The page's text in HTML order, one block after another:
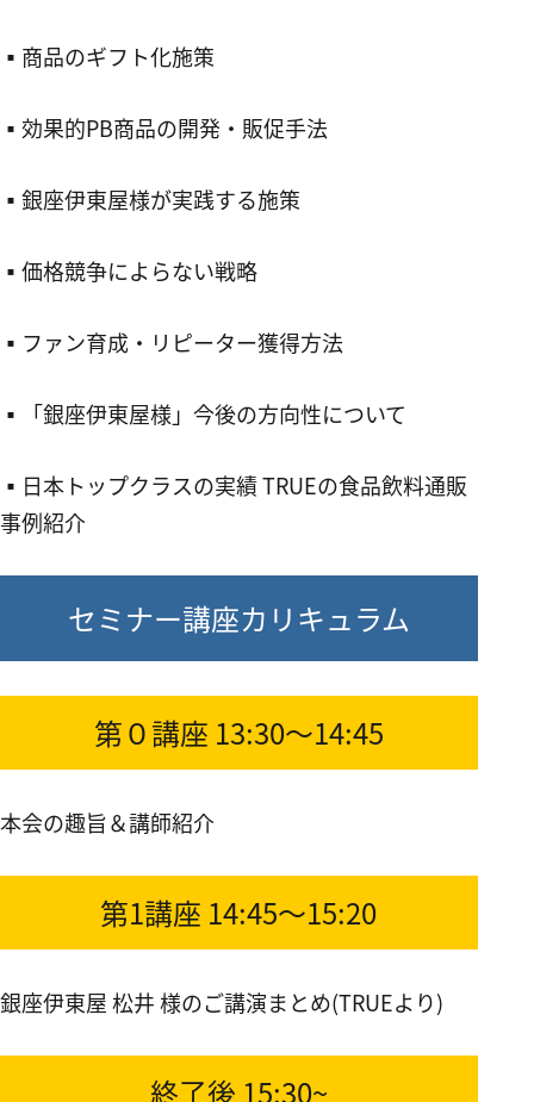
▪︎商品のギフト化施策
▪︎効果的PB商品の開発・販促手法
▪︎銀座伊東屋様が実践する施策
▪︎価格競争によらない戦略
▪︎ファン育成・リピーター獲得方法
▪︎「銀座伊東屋様」今後の方向性について
▪︎日本トップクラスの実績 TRUEの食品飲料通販
事例紹介
セミナー講座カリキュラム
第０講座 13:30～14:45
本会の趣旨＆講師紹介
第1講座 14:45～15:20
銀座伊東屋 松井 様のご講演まとめ(TRUEより)
終了後 15:30~